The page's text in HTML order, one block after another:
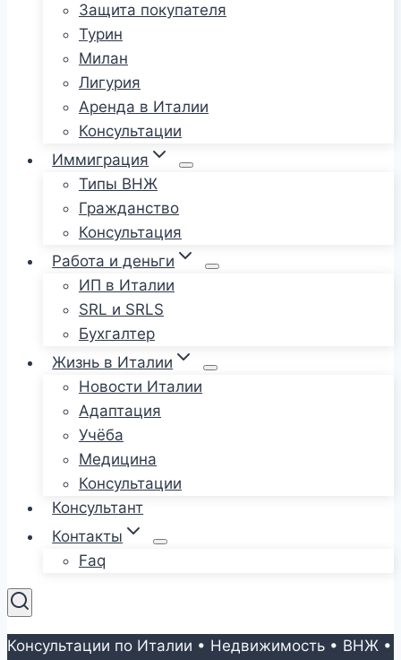
Защита покупателя
Турин
Милан
Лигурия
Аренда в Италии
Консультации
Иммиграция
Типы ВНЖ
Гражданство
Консультация
Работа и деньги
ИП в Италии
SRL и SRLS
Бухгалтер
Жизнь в Италии
Новости Италии
Адаптация
Учёба
Медицина
Консультации
Консультант
Контакты
Faq
Консультации по Италии • Недвижимость • ВНЖ •